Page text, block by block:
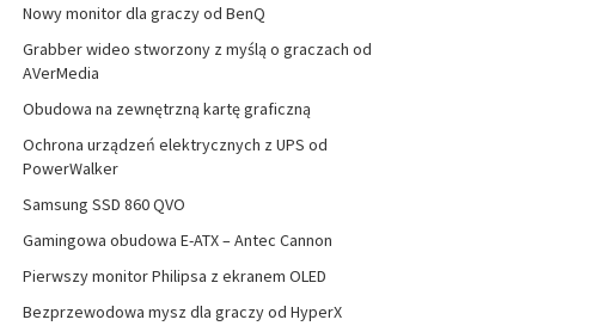
Nowy monitor dla graczy od BenQ
Grabber wideo stworzony z myślą o graczach od
AVerMedia
Obudowa na zewnętrzną kartę graficzną
Ochrona urządzeń elektrycznych z UPS od
PowerWalker
Samsung SSD 860 QVO
Gamingowa obudowa E-ATX – Antec Cannon
Pierwszy monitor Philipsa z ekranem OLED
Bezprzewodowa mysz dla graczy od HyperX